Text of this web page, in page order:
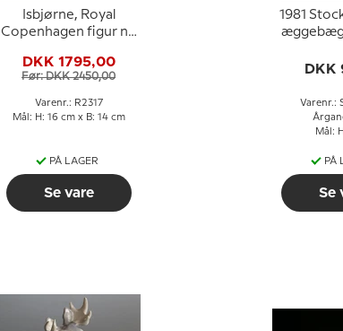
Isbjørne, Royal
Copenhagen figur nr.
DKK 1795,00
Før: DKK 2450,00
Varenr.: R2317
Mål: H: 16 cm x B: 14 cm
PÅ LAGER
Se vare
1981
DKK
Varenr.:
Mål:
PÅ
Se